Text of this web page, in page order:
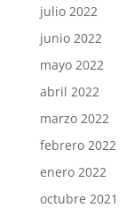
julio 2022
junio 2022
mayo 2022
abril 2022
marzo 2022
febrero 2022
enero 2022
octubre 2021